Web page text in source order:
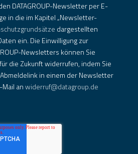
DATAGROUP-Newsletter per E-
in die im Kapitel „Newsletter-
dargestellten
ein. Die Einwilligung zur
Newsletters können Sie
die Zukunft widerrufen, indem Sie
in einem der Newsletter
anwiderruf@datagroup.de